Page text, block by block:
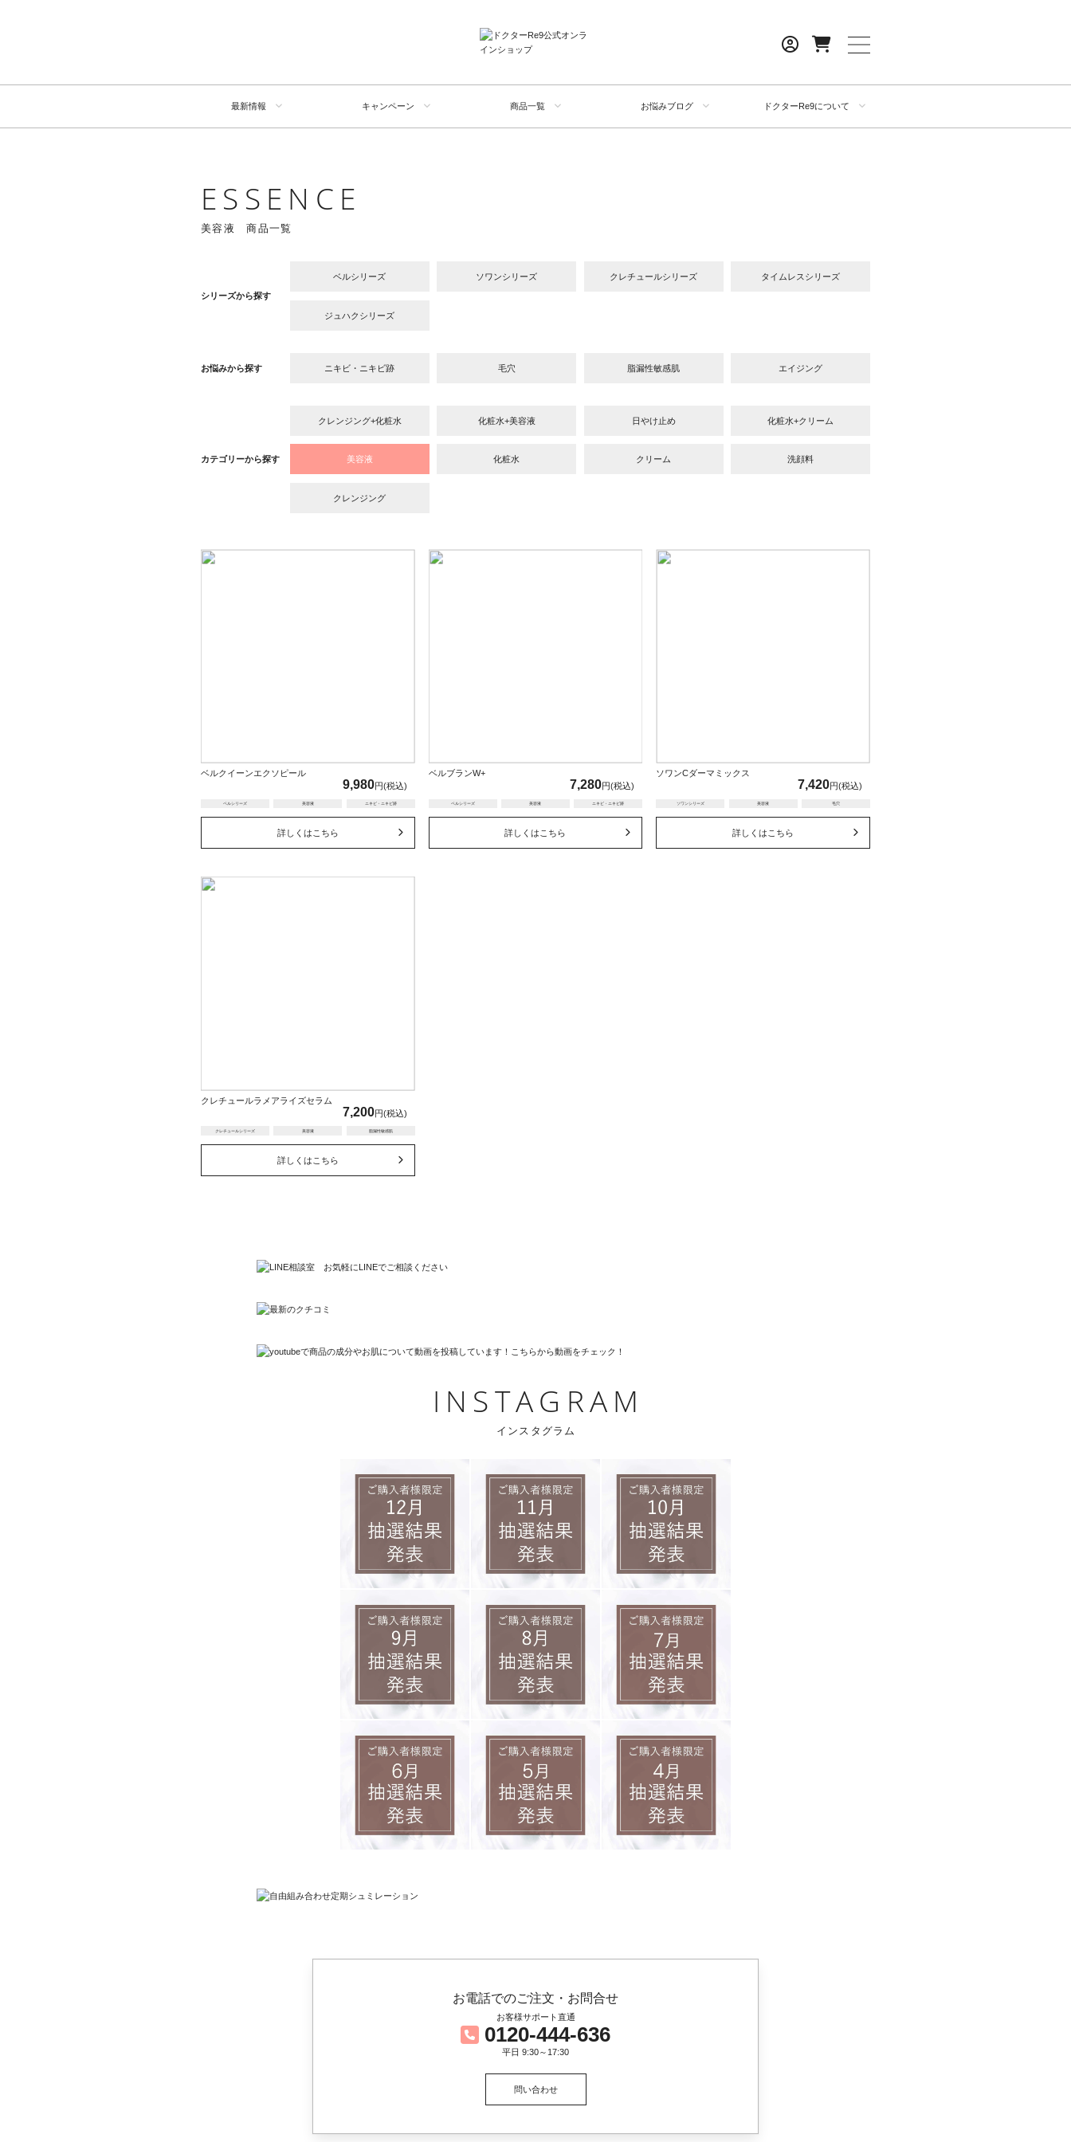
最新情報 キャンペーン 商品一覧 お悩みブログ ドクターRe9について
ESSENCE
美容液 商品一覧
シリーズから探す
ベルシリーズ ソワンシリーズ クレチュールシリーズ タイムレスシリーズ
ジュハクシリーズ
お悩みから探す ニキビ・ニキビ跡 毛穴 脂漏性敏感肌 エイジング
カテゴリーから探す
クレンジング+化粧水 化粧水+美容液 日やけ止め 化粧水+クリーム
美容液 化粧水 クリーム 洗顔料
クレンジング
ベルクイーンエクソピール
9,980円(税込)
ベルシリーズ 美容液 ニキビ・ニキビ跡
詳しくはこちら
ベルブランW+
7,280円(税込)
ベルシリーズ 美容液 ニキビ・ニキビ跡
詳しくはこちら
ソワンCダーマミックス
7,420円(税込)
ソワンシリーズ 美容液 毛穴
詳しくはこちら
クレチュールラメアライズセラム
7,200円(税込)
クレチュールシリーズ 美容液 脂漏性敏感肌
詳しくはこちら
INSTAGRAM
インスタグラム
お電話でのご注文・お問合せ
お客様サポート直通
0120-444-636
平日 9:30～17:30
問い合わせ